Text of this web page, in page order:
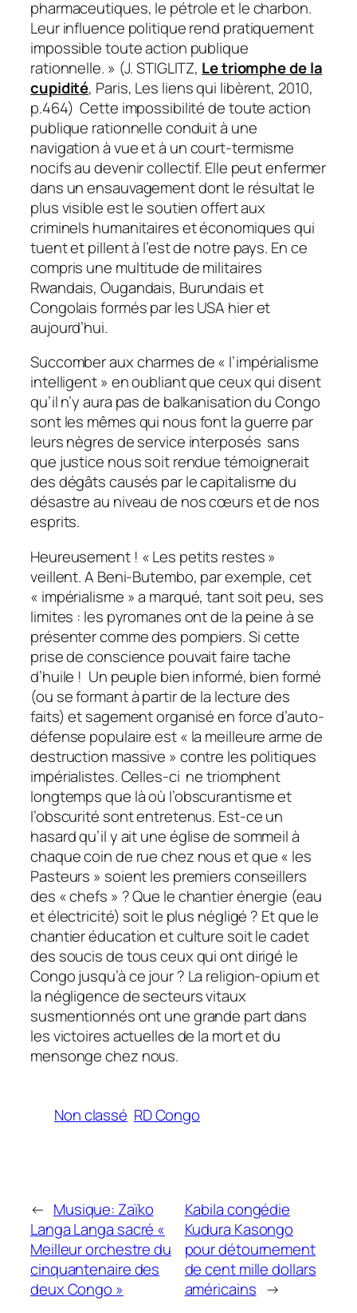
pharmaceutiques, le pétrole et le charbon.
Leur influence politique rend pratiquement
impossible toute action publique
rationnelle. » (J. STIGLITZ, Le triomphe de la
cupidité, Paris, Les liens qui libèrent, 2010,
p.464) Cette impossibilité de toute action
publique rationnelle conduit à une
navigation à vue et à uncourt-termisme
nocifs au devenir collectif. Elle peut enfermer
dans un ensauvagement dont le résultat le
plus visible est le soutien offert aux
criminels humanitaires et économiques qui
tuent et pillent à l’est de notre pays. En ce
compris une multitude de militaires
Rwandais, Ougandais, Burundais et
Congolais formés par les USA hier et
aujourd’hui.
Succomber aux charmes de « l’impérialisme
intelligent » en oubliant que ceux qui disent
qu’il n’y aura pas de balkanisation du Congo
sont les mêmes qui nous font la guerre par
leurs nègres de service interposés sans
que justice nous soit rendue témoignerait
des dégâts causés par le capitalisme du
désastre au niveau de nos cœurs et de nos
esprits.
Heureusement ! « Les petits restes »
veillent. A Beni-Butembo, par exemple, cet
« impérialisme » a marqué, tant soit peu, ses
limites : les pyromanes ont de la peine à se
présenter comme des pompiers. Si cette
prise de conscience pouvait faire tache
d’huile ! Un peuple bien informé, bien formé
(ou se formant à partir de la lecture des
faits) et sagement organisé en force d’auto-
défense populaire est « la meilleure arme de
destruction massive » contre les politiques
impérialistes. Celles-ci ne triomphent
longtemps que là où l’obscurantisme et
l’obscurité sont entretenus. Est-ce un
hasard qu’il y aitune église de sommeilà
chaque coin de rue chez nous et que « les
Pasteurs » soient les premiers conseillers
des « chefs » ? Que le chantier énergie (eau
et électricité) soit le plus négligé ? Et que le
chantier éducation et culture soit le cadet
des soucis de tous ceux qui ont dirigé le
Congo jusqu’à ce jour ? La religion-opium et
la négligence de secteurs vitaux
susmentionnés ont une grande part dans
les victoires actuelles de la mort et du
mensonge chez nous.
Non classé RD Congo
← Musique: Zaïko
Langa Langa sacré «
Meilleur orchestre du
cinquantenaire des
deux Congo »
Kabila congédie
Kudura Kasongo
pour détournement
de cent mille dollars
américains →